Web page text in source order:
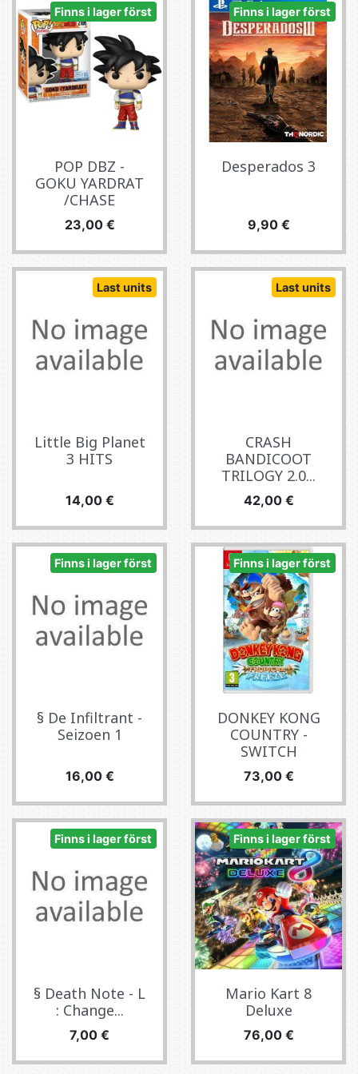
Finns i lager först
POP DBZ -
GOKU YARDRAT
/CHASE
Pris
23,00 €
Finns i lager först
Desperados 3
Pris
9,90 €
Last units
Little Big Planet
3 HITS
Pris
14,00 €
Last units
CRASH
BANDICOOT
TRILOGY 2.0...
Pris
42,00 €
Finns i lager först
§ De Infiltrant -
Seizoen 1
Pris
16,00 €
Finns i lager först
DONKEY KONG
COUNTRY -
SWITCH
Pris
73,00 €
Finns i lager först
§ Death Note - L
: Change...
Pris
7,00 €
Finns i lager först
Mario Kart 8
Deluxe
Pris
76,00 €